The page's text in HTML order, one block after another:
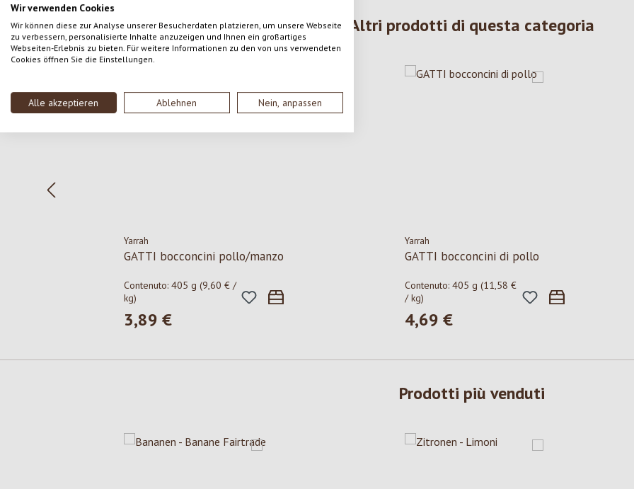
Wir verwenden Cookies
Wir können diese zur Analyse unserer Besucherdaten platzieren, um unsere Webseite
zu verbessern, personalisierte Inhalte anzuzeigen und Ihnen ein großartiges
Webseiten-Erlebnis zu bieten. Für weitere Informationen zu den von uns verwendeten
Cookies öffnen Sie die Einstellungen.
Alle akzeptieren Ablehnen Nein, anpassen
Altri prodotti di questa categoria
Salta la galleria dei prodotti
Yarrah
GATTI bocconcini pollo/manzo
Contenuto:405 g(9,60 € /
kg)
Prezzo normale:
3,89 €
Yarrah
GATTI bocconcini di pollo
Contenuto: 405 g (11,58 €
/ kg)
Prezzo normale:
4,69 €
Prodotti più venduti